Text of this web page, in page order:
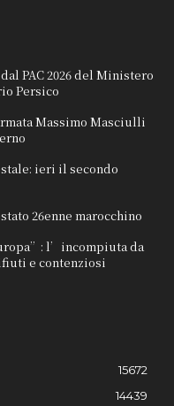
PAC 2026 del Ministero
Persico
Massimo Masciulli
ieri il secondo
26enne marocchino
l’incompiuta da
e contenziosi
15672
14439